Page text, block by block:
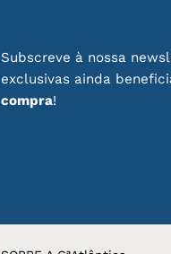
Subscreve à nossa
exclusivas ainda
compra!